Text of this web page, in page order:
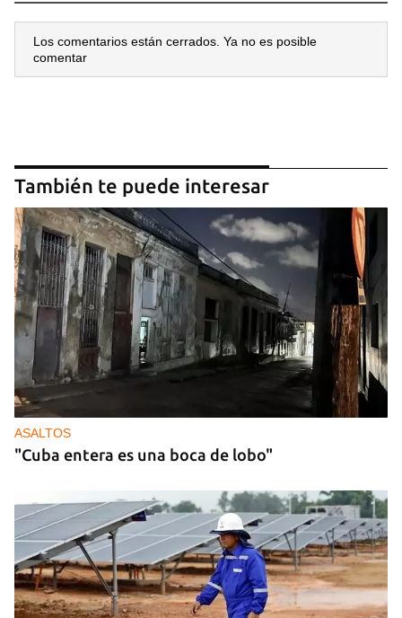
Los comentarios están cerrados. Ya no es posible
comentar
También te puede interesar
ASALTOS
"Cuba entera es una boca de lobo"